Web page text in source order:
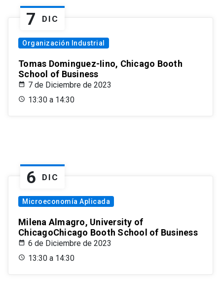
7 DIC
Organización Industrial
Tomas Dominguez-Iino, Chicago Booth
School of Business
7 de Diciembre de 2023
13:30 a 14:30
6 DIC
Microeconomía Aplicada
Milena Almagro, University of
ChicagoChicago Booth School of Business
6 de Diciembre de 2023
13:30 a 14:30